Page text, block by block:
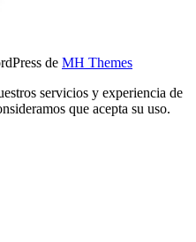
de MH Themes
servicios y experiencia de
que acepta su uso.